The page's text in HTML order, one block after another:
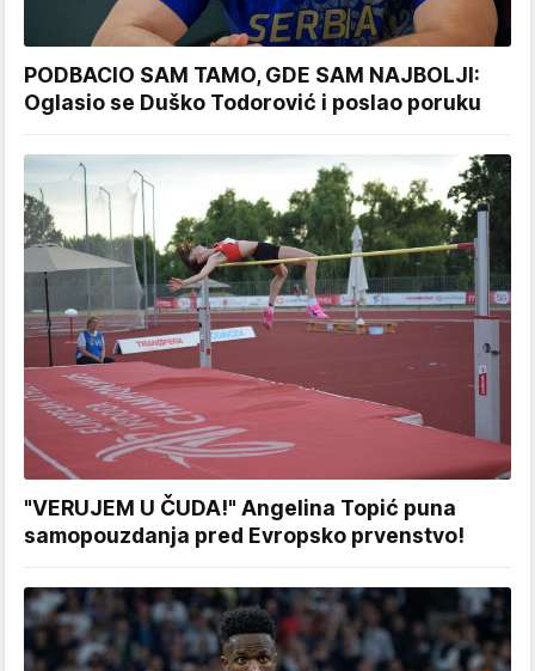
PODBACIO SAM TAMO, GDE SAM NAJBOLJI:
Oglasio se Duško Todorović i poslao poruku
"VERUJEM U ČUDA!" Angelina Topić puna
samopouzdanja pred Evropsko prvenstvo!